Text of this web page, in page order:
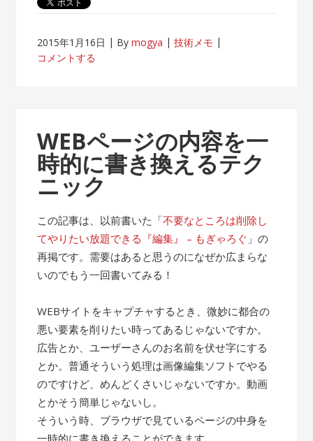
2015年1月16日 Bymogya
技術メモ
コメントする
WEBページの内容を一
時的に書き換えるテク
ニック
この記事は、以前書いた「不要なところは削除し
てやりたい放題できる『編集』 – もぎゃろぐ 」の
再掲です。需要はあると思うのになぜか広まらな
いのでもう一回書いてみる！
WEBサイトをキャプチャするとき、微妙に都合の
悪い要素を削りたい時ってあるじゃないですか。
広告とか、ユーザーさんのお名前を伏せ字にする
とか。普通そういう処理は画像編集ソフトでやる
のですけど、めんどくさいじゃないですか。動画
とかそう簡単じゃないし。
そういう時、ブラウザで見ているページの中身を
一時的に書き換えることができます。